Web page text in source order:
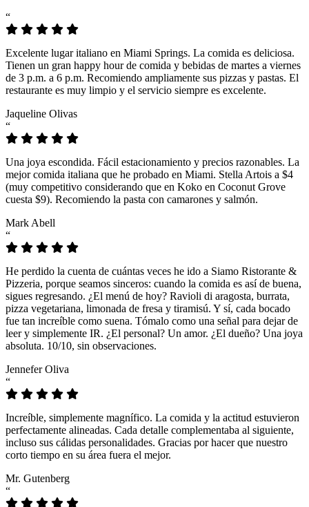
“
Excelente lugar italiano en Miami Springs. La comida es deliciosa.
Tienen un gran happy hour de comida y bebidas de martes a viernes
de 3 p.m. a 6 p.m. Recomiendo ampliamente sus pizzas y pastas. El
restaurante es muy limpio y el servicio siempre es excelente.
Jaqueline Olivas
“
Una joya escondida. Fácil estacionamiento y precios razonables. La
mejor comida italiana que he probado en Miami. Stella Artois a $4
(muy competitivo considerando que en Koko en Coconut Grove
cuesta $9). Recomiendo la pasta con camarones y salmón.
Mark Abell
“
He perdido la cuenta de cuántas veces he ido a Siamo Ristorante &
Pizzeria, porque seamos sinceros: cuando la comida es así de buena,
sigues regresando. ¿El menú de hoy? Ravioli di aragosta, burrata,
pizza vegetariana, limonada de fresa y tiramisú. Y sí, cada bocado
fue tan increíble como suena. Tómalo como una señal para dejar de
leer y simplemente IR. ¿El personal? Un amor. ¿El dueño? Una joya
absoluta. 10/10, sin observaciones.
Jennefer Oliva
“
Increíble, simplemente magnífico. La comida y la actitud estuvieron
perfectamente alineadas. Cada detalle complementaba al siguiente,
incluso sus cálidas personalidades. Gracias por hacer que nuestro
corto tiempo en su área fuera el mejor.
Mr. Gutenberg
“